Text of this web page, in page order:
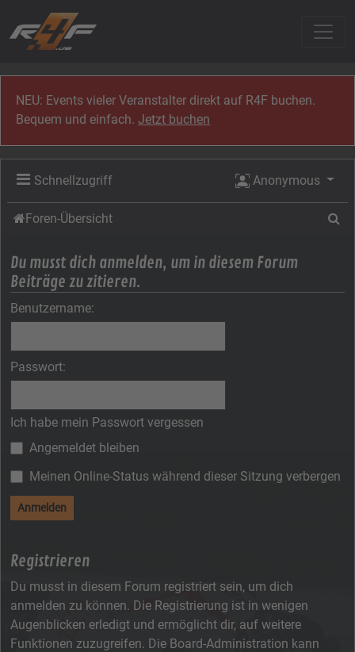
NEU: Events vieler Veranstalter direkt auf R4F buchen.
Bequem und einfach.Jetzt buchen
Schnellzugriff Anonymous
Foren-Übersicht
Du musst dich anmelden, um in diesem Forum
Beiträge zu zitieren.
Benutzername:
Passwort:
Ich habe mein Passwort vergessen
Angemeldet bleiben
Meinen Online-Status während dieser Sitzung verbergen
Registrieren
Du musst in diesem Forum registriert sein, um dich
anmelden zu können. Die Registrierung ist in wenigen
Augenblicken erledigt und ermöglicht dir, auf weitere
Funktionen zuzugreifen. Die Board-Administration kann